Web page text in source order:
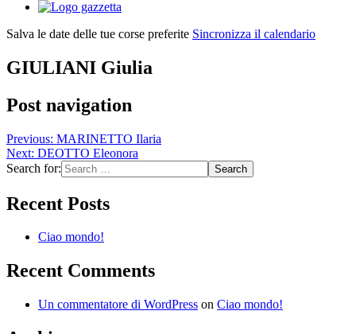
Salva le date delle tue corse preferite Sincronizza il calendario
GIULIANI Giulia
Post navigation
Previous: MARINETTO Ilaria
Next: DEOTTO Eleonora
Search for:
Recent Posts
Ciao mondo!
Recent Comments
Un commentatore di WordPress on Ciao mondo!